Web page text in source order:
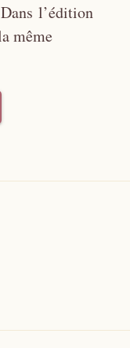
l’édition
même